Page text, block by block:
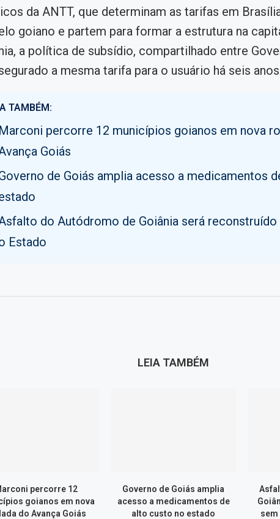
da ANTT, que determinam as tarifas em
goiano e partem para formar a estrutura na
a política de subsídio, compartilhado entre
a mesma tarifa para o usuário há seis
TAMBÉM:
Marconi percorre 12 municípios goianos em nova
Goiás
de Goiás amplia acesso a medicamentos
do Autódromo de Goiânia será
Estado
LEIA TAMBÉM
percorre 12
goianos em nova
do Avança Goiás
Governo de Goiás amplia
acesso a medicamentos de
alto custo no estado
sem